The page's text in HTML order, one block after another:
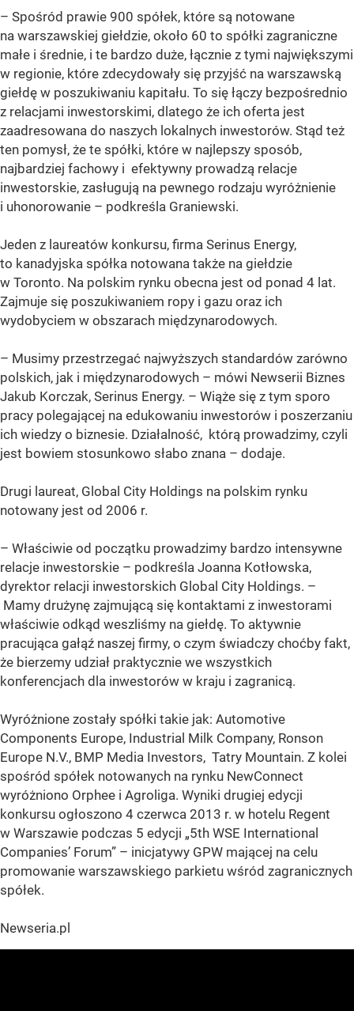
– Spośród prawie 900 spółek, które są notowane
na warszawskiej giełdzie, około 60 to spółki zagraniczne
małe i średnie, i te bardzo duże, łącznie z tymi największymi
w regionie, które zdecydowały się przyjść na warszawską
giełdę w poszukiwaniu kapitału. To się łączy bezpośrednio
z relacjami inwestorskimi, dlatego że ich oferta jest
zaadresowana do naszych lokalnych inwestorów. Stąd też
ten pomysł, że te spółki, które w najlepszy sposób,
najbardziej fachowy i efektywny prowadzą relacje
inwestorskie, zasługują na pewnego rodzaju wyróżnienie
i uhonorowanie – podkreśla Graniewski.
Jeden z laureatów konkursu, firma Serinus Energy,
to kanadyjska spółka notowana także na giełdzie
w Toronto. Na polskim rynku obecna jest od ponad 4 lat.
Zajmuje się poszukiwaniem ropy i gazu oraz ich
wydobyciem w obszarach międzynarodowych.
– Musimy przestrzegać najwyższych standardów zarówno
polskich, jak i międzynarodowych – mówi Newserii Biznes
Jakub Korczak, Serinus Energy. – Wiąże się z tym sporo
pracy polegającej na edukowaniu inwestorów i poszerzaniu
ich wiedzy o biznesie. Działalność, którą prowadzimy, czyli
jest bowiem stosunkowo słabo znana – dodaje.
Drugi laureat, Global City Holdings na polskim rynku
notowany jest od 2006 r.
– Właściwie od początku prowadzimy bardzo intensywne
relacje inwestorskie – podkreśla Joanna Kotłowska,
dyrektor relacji inwestorskich Global City Holdings. –
Mamy drużynę zajmującą się kontaktami z inwestorami
właściwie odkąd weszliśmy na giełdę. To aktywnie
pracująca gałąź naszej firmy, o czym świadczy choćby fakt,
że bierzemy udział praktycznie we wszystkich
konferencjach dla inwestorów w kraju i zagranicą.
Wyróżnione zostały spółki takie jak: Automotive
Components Europe, Industrial Milk Company, Ronson
Europe N.V., BMP Media Investors, Tatry Mountain. Z kolei
spośród spółek notowanych na rynku NewConnect
wyróżniono Orphee i Agroliga. Wyniki drugiej edycji
konkursu ogłoszono 4 czerwca 2013 r. w hotelu Regent
w Warszawie podczas 5 edycji „5th WSE International
Companies’ Forum” – inicjatywy GPW mającej na celu
promowanie warszawskiego parkietu wśród zagranicznych
spółek.
Newseria.pl